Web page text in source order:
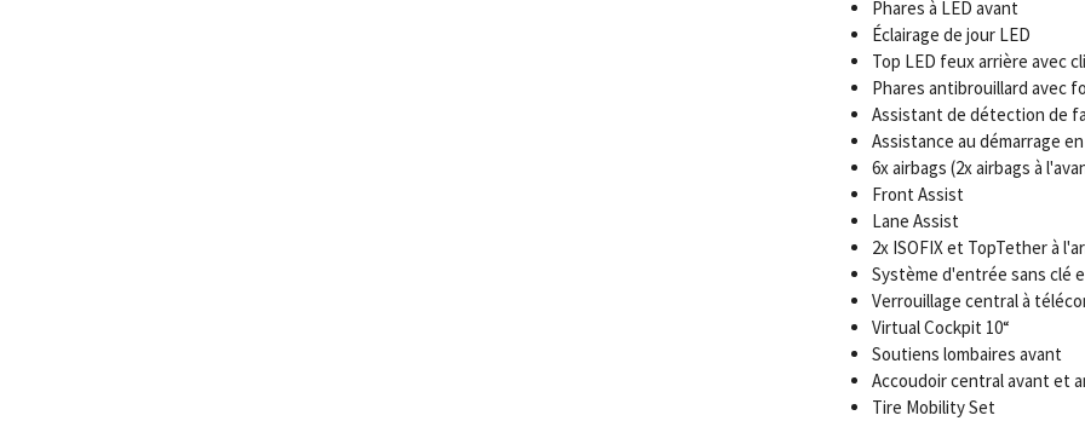
Phares à LED avant
Éclairage de jour LED
Top LED feux arrière avec
Phares antibrouillard avec
Assistant de détection de
Assistance au démarrage
6x airbags (2x airbags à
Front Assist
Lane Assist
2x ISOFIX et TopTether à
Système d'entrée sans clé
Verrouillage central à
Virtual Cockpit 10“
Soutiens lombaires avant
Accoudoir central avant et
Tire Mobility Set